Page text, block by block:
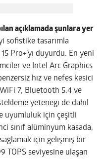
açıklamada şunlara yer
sofistike tasarımla
Pro+’yı duyurdu. En yeni
ve Intel Arc Graphics
hız ve nefes kesici
7, Bluetooth 5.4 ve
yeteneği de dahil
uyumluluk için çeşitli
sınıf alüminyum kasada,
için gelişmiş bir
TOPS seviyesine ulaşan